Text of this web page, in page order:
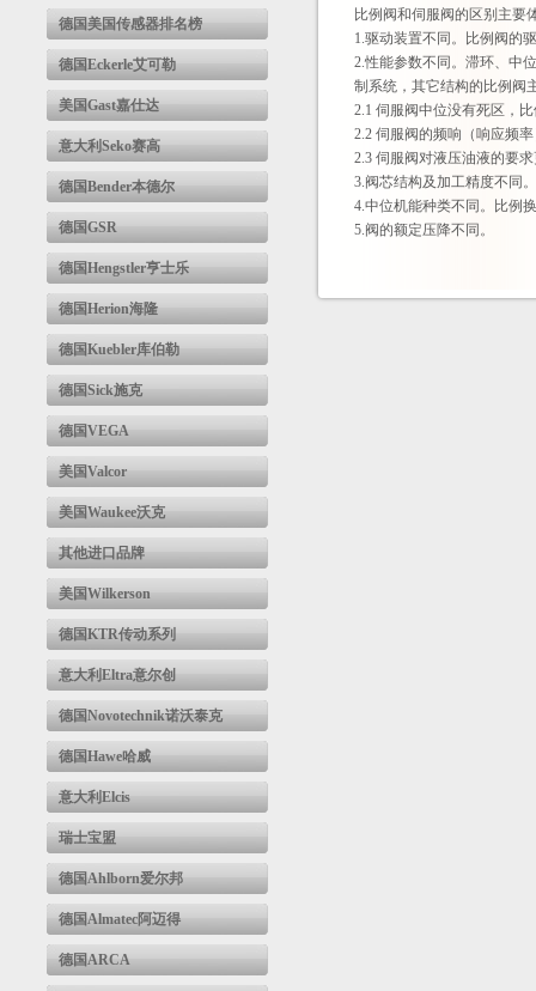
德国美国传感器排名榜
德国Eckerle艾可勒
美国Gast嘉仕达
意大利Seko赛高
德国Bender本德尔
德国GSR
德国Hengstler亨士乐
德国Herion海隆
德国Kuebler库伯勒
德国Sick施克
德国VEGA
美国Valcor
美国Waukee沃克
其他进口品牌
美国Wilkerson
德国KTR传动系列
意大利Eltra意尔创
德国Novotechnik诺沃泰克
德国Hawe哈威
意大利Elcis
瑞士宝盟
德国Ahlborn爱尔邦
德国Almatec阿迈得
德国ARCA
比例阀和伺服阀的区别主要
1.驱动装置不同。比例阀的
2.性能参数不同。滞环、中
制系统，其它结构的比例阀
2.1 伺服阀中位没有死区，
2.2 伺服阀的频响（响应频
2.3 伺服阀对液压油液的要
3.阀芯结构及加工精度不同
4.中位机能种类不同。比例
5.阀的额定压降不同。